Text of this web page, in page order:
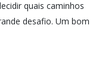
quais caminhos
desafio. Um bom